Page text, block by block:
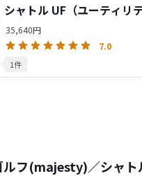
シャトル UF（ユーティリ
35,640円
7.0
1件
ルフ(majesty)／シャト